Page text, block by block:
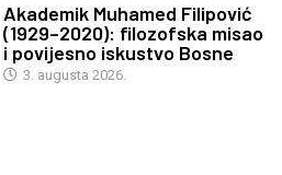
Akademik Muhamed Filipović
(1929–2020): filozofska misao
i povijesno iskustvo Bosne
3. augusta 2026.